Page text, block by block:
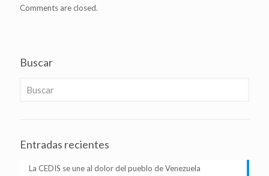
Comments are closed.
Buscar
Entradas recientes
La CEDIS se une al dolor del pueblo de Venezuela